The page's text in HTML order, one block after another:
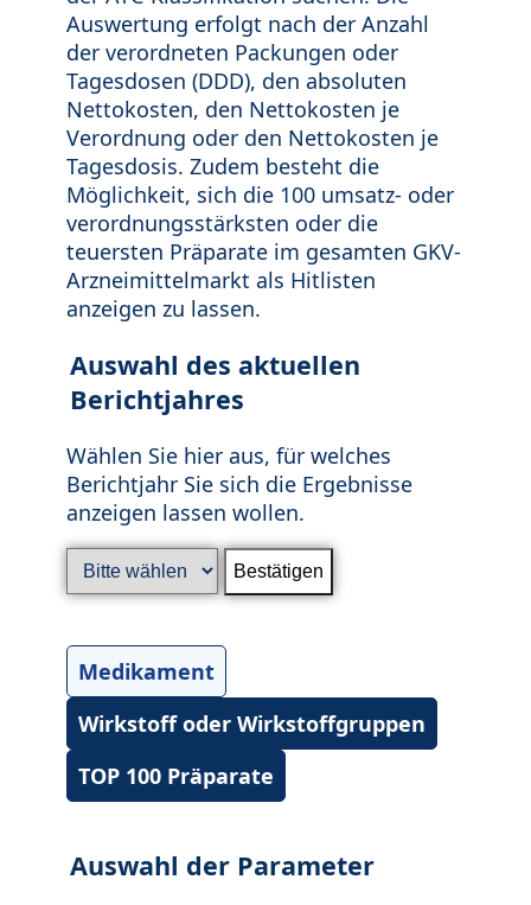
Auswertung erfolgt nach der Anzahl
der verordneten Packungen oder
Tagesdosen (DDD), den absoluten
Nettokosten, den Nettokosten je
Verordnung oder den Nettokosten je
Tagesdosis. Zudem besteht die
Möglichkeit, sich die 100 umsatz- oder
verordnungsstärksten oder die
teuersten Präparate im gesamten GKV-
Arzneimittelmarkt als Hitlisten
anzeigen zu lassen.
Auswahl des aktuellen
Berichtjahres
Wählen Sie hier aus, für welches
Berichtjahr Sie sich die Ergebnisse
anzeigen lassen wollen.
Medikament
Wirkstoff oder Wirkstoffgruppen
TOP 100 Präparate
Auswahl der Parameter